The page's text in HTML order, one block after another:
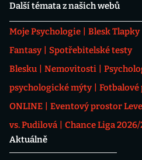
Další témata z našich webů
Moje Psychologie Blesk Tlapky
Fantasy
Spotřebitelské testy
Blesku
Nemovitosti
psychologické mýty
ONLINE
Eventový prostor
vs. Pudilová
Chance Liga 2026/
Aktuálně